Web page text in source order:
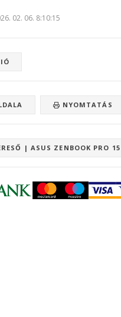
02. 06. 8:10:15
NYOMTATÁS
| ASUS ZENBOOK PRO